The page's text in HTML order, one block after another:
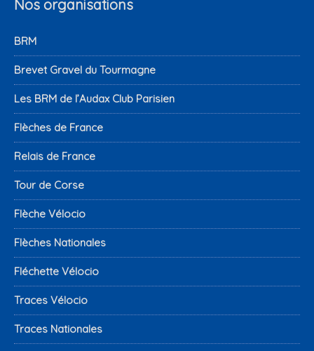
Nos organisations
BRM
Brevet Gravel du Tourmagne
Les BRM de l’Audax Club Parisien
Flèches de France
Relais de France
Tour de Corse
Flèche Vélocio
Flèches Nationales
Fléchette Vélocio
Traces Vélocio
Traces Nationales